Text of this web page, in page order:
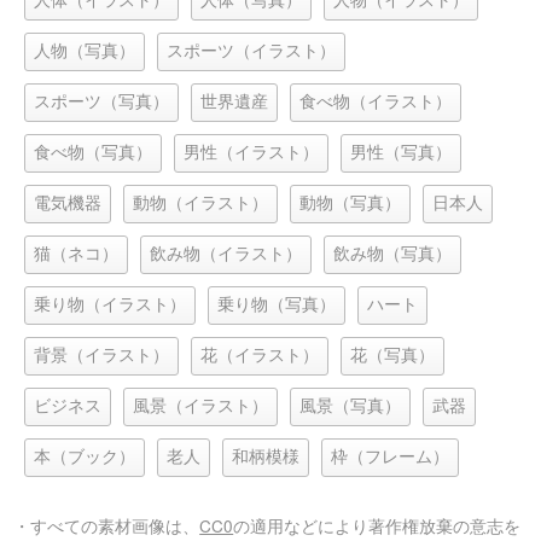
人物（写真） スポーツ（イラスト）
スポーツ（写真） 世界遺産 食べ物（イラスト）
食べ物（写真） 男性（イラスト） 男性（写真）
電気機器 動物（イラスト） 動物（写真） 日本人
猫（ネコ） 飲み物（イラスト） 飲み物（写真）
乗り物（イラスト） 乗り物（写真） ハート
背景（イラスト） 花（イラスト） 花（写真）
ビジネス 風景（イラスト） 風景（写真） 武器
本（ブック） 老人 和柄模様 枠（フレーム）
・すべての素材画像は、CC0の適用などにより著作権放棄の意志を